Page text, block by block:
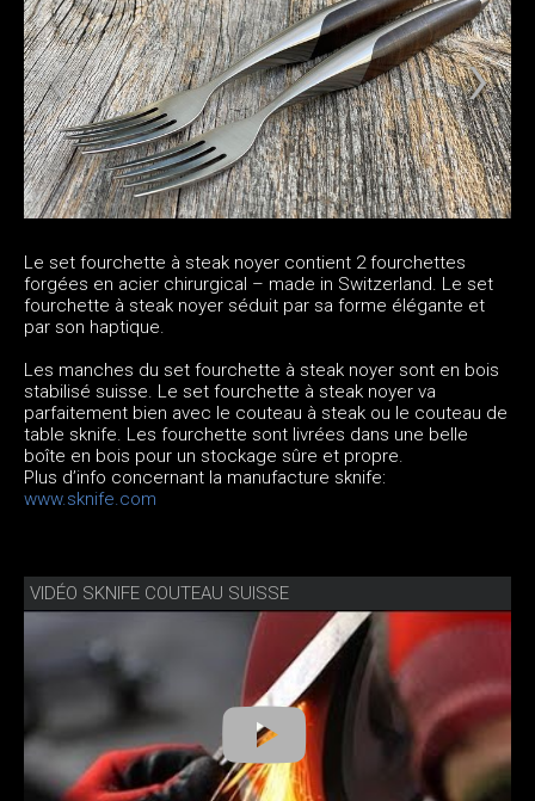
Le set fourchette à steak noyer contient 2 fourchettes
forgées en acier chirurgical – made in Switzerland. Le set
fourchette à steak noyer séduit par sa forme élégante et
par son haptique.
Les manches du set fourchette à steak noyer sont en bois
stabilisé suisse. Le set fourchette à steak noyer va
parfaitement bien avec le couteau à steak ou le couteau de
table sknife. Les fourchette sont livrées dans une belle
boîte en bois pour un stockage sûre et propre.
Plus d’info concernant la manufacture sknife:
www.sknife.com
VIDÉO SKNIFE COUTEAU SUISSE